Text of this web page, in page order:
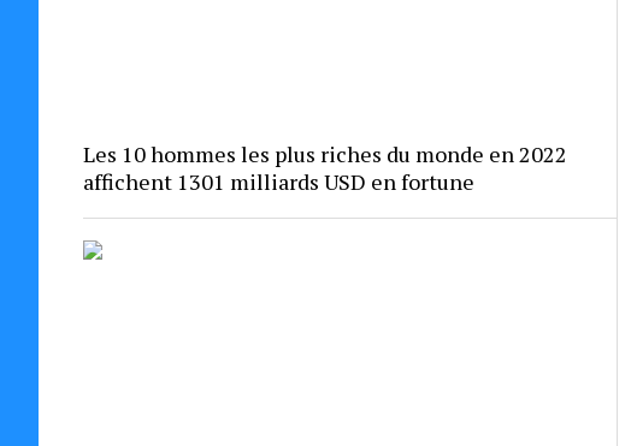
Les 10 hommes les plus riches du monde en 2022
affichent 1301 milliards USD en fortune